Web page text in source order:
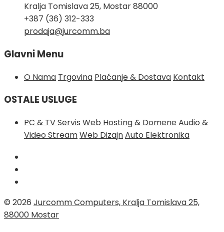
Kralja Tomislava 25, Mostar 88000
+387 (36) 312-333
prodaja@jurcomm.ba
Glavni Menu
O Nama Trgovina Plaćanje & Dostava Kontakt
OSTALE USLUGE
PC & TV Servis Web Hosting & DomeneAudio &
Video StreamWeb DizajnAuto Elektronika
© 2026 Jurcomm Computers, Kralja Tomislava 25,
88000 Mostar